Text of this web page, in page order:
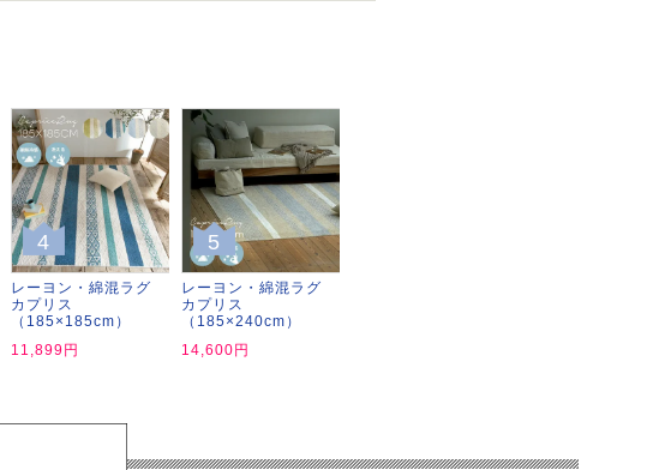
4
レーヨン・綿混ラグ
カプリス
（185×185cm）
11,899円
5
レーヨン・綿混ラグ
カプリス
（185×240cm）
14,600円